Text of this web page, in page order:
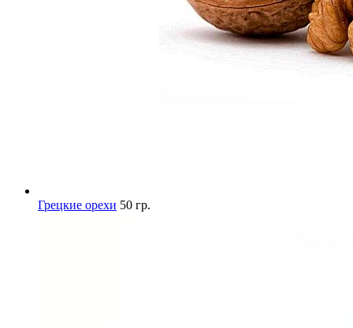
Грецкие орехи 50 гр.